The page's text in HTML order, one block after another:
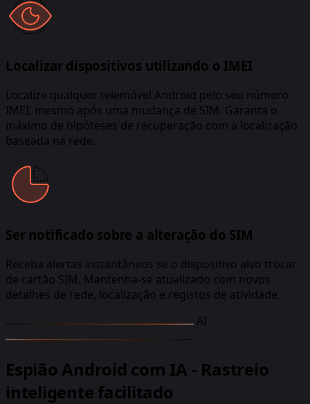
Localizar dispositivos utilizando o IMEI
Localize qualquer telemóvel Android pelo seu número
IMEI, mesmo após uma mudança de SIM. Garanta o
máximo de hipóteses de recuperação com a localização
baseada na rede.
Ser notificado sobre a alteração do SIM
Receba alertas instantâneos se o dispositivo alvo trocar
de cartão SIM. Mantenha-se atualizado com novos
detalhes de rede, localização e registos de atividade.
AI
Espião Android com IA - Rastreio
inteligente facilitado